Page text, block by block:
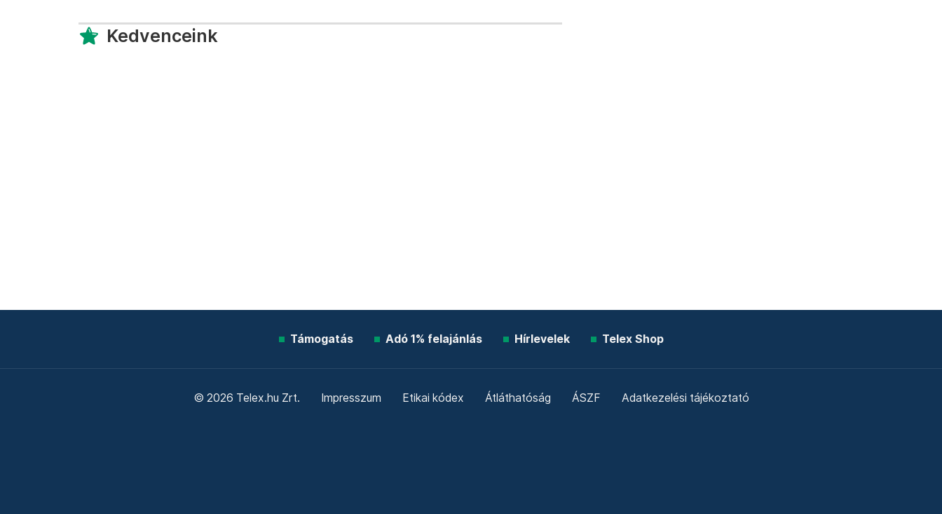
Kedvenceink
Támogatás Adó 1% felajánlás Hírlevelek Telex Shop
© 2026 Telex.hu Zrt. Impresszum Etikai kódex Átláthatóság ÁSZF Adatkezelési tájékoztató